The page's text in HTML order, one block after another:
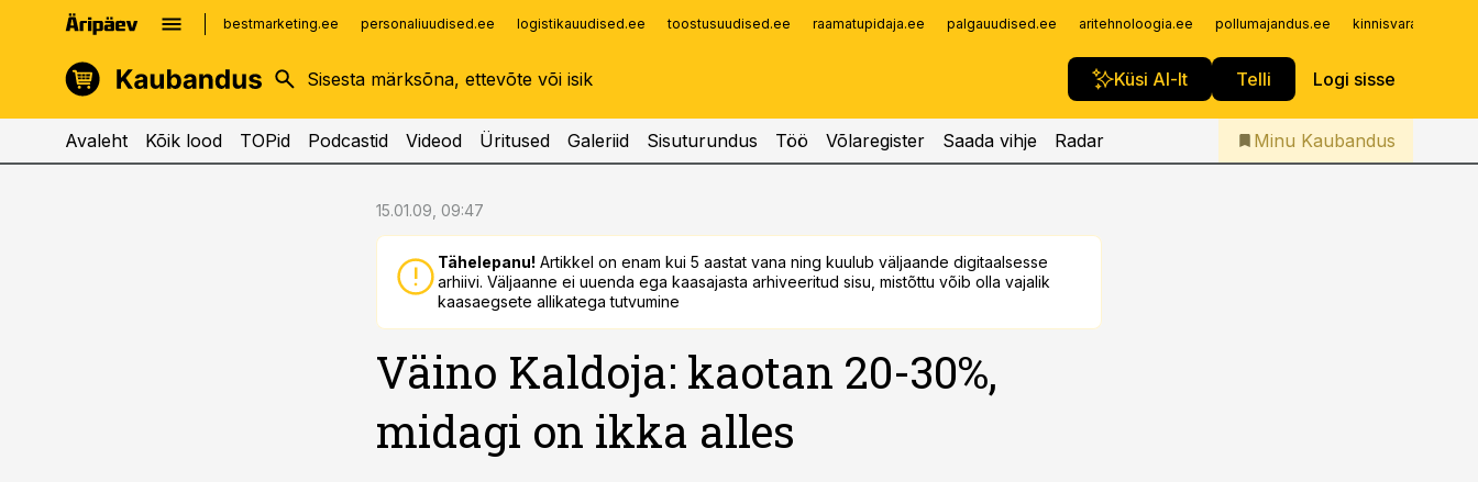
bestmarketing.ee personaliuudised.ee logistikauudised.ee toostusuudised.ee raamatupidaja.ee palgauudised.ee aritehnoloogia.ee pollumajandus.ee
Küsi AI-lt Telli Logi sisse
kinnisvarauudised.ee
logistikauudised.ee
imelineajalugu.ee
Infopank
Iseteenindus
Telli Kaubandus
Avaleht Kõik lood TOPid Podcastid Videod Üritused Galeriid Sisuturundus Töö Võlaregister Saada vihje Radar Minu Kaubandus
15.01.09, 09:47
Tähelepanu! Artikkel on enam kui 5 aastat vana ning kuulub väljaande digitaalsesse
arhiivi. Väljaanne ei uuenda ega kaasajasta arhiveeritud sisu, mistõttu võib olla vajalik
kaasaegsete allikatega tutvumine
Väino Kaldoja: kaotan 20-30%,
midagi on ikka alles